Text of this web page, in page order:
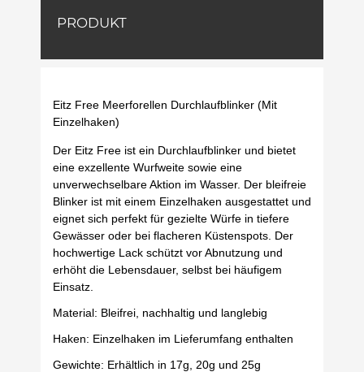
PRODUKT
Eitz Free Meerforellen Durchlaufblinker (Mit
Einzelhaken)
Der Eitz Free ist ein Durchlaufblinker und bietet
eine exzellente Wurfweite sowie eine
unverwechselbare Aktion im Wasser. Der bleifreie
Blinker ist mit einem Einzelhaken ausgestattet und
eignet sich perfekt für gezielte Würfe in tiefere
Gewässer oder bei flacheren Küstenspots. Der
hochwertige Lack schützt vor Abnutzung und
erhöht die Lebensdauer, selbst bei häufigem
Einsatz.
Material: Bleifrei, nachhaltig und langlebig
Haken: Einzelhaken im Lieferumfang enthalten
Gewichte: Erhältlich in 17g, 20g und 25g